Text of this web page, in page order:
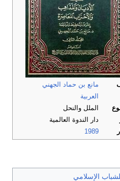
مانع بن حماد الجهني
العربية
الملل والنحل
دار الندوة العالمية
1989
الإسلامي